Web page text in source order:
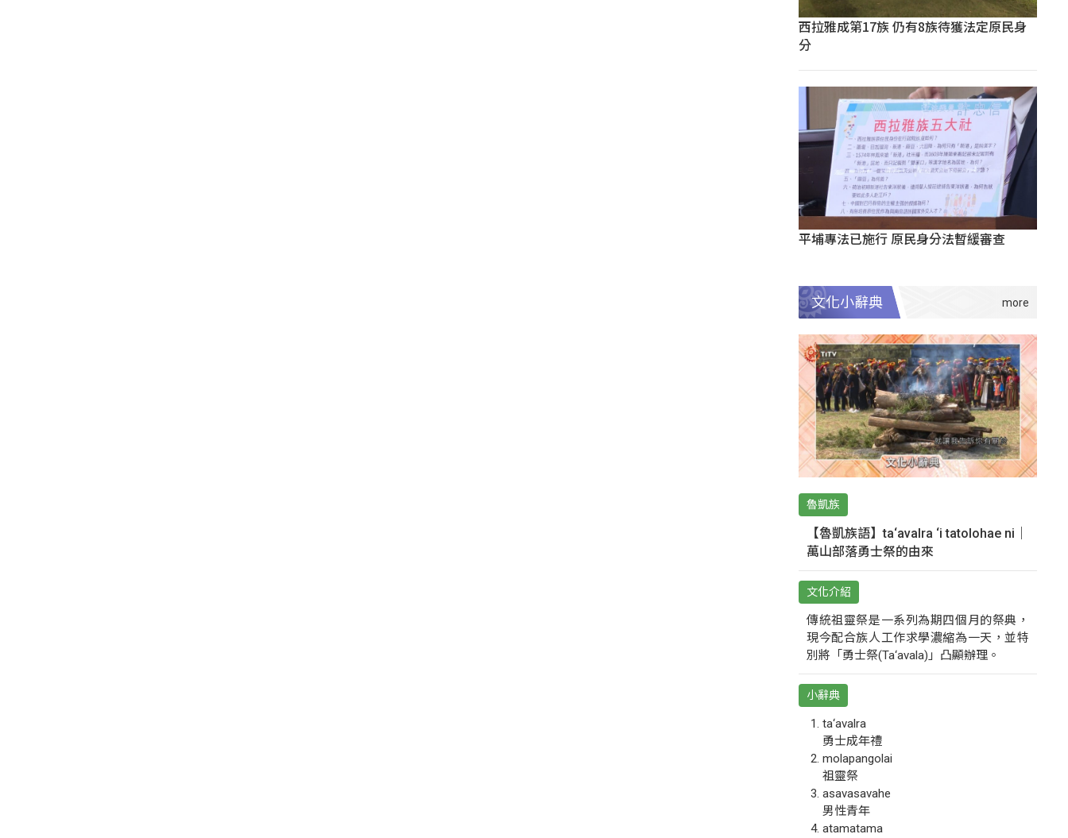
西拉雅成第17族 仍有8族待獲法定原民身
分
平埔專法已施行 原民身分法暫緩審查
文化小辭典
魯凱族
【魯凱族語】ta‘avalra ‘i tatolohae ni｜
萬山部落勇士祭的由來
文化介紹
傳統祖靈祭是一系列為期四個月的祭典，
現今配合族人工作求學濃縮為一天，並特
別將「勇士祭(Ta‘avala)」凸顯辦理。
小辭典
ta‘avalra
勇士成年禮
molapangolai
祖靈祭
asavasavahe
男性青年
atamatama